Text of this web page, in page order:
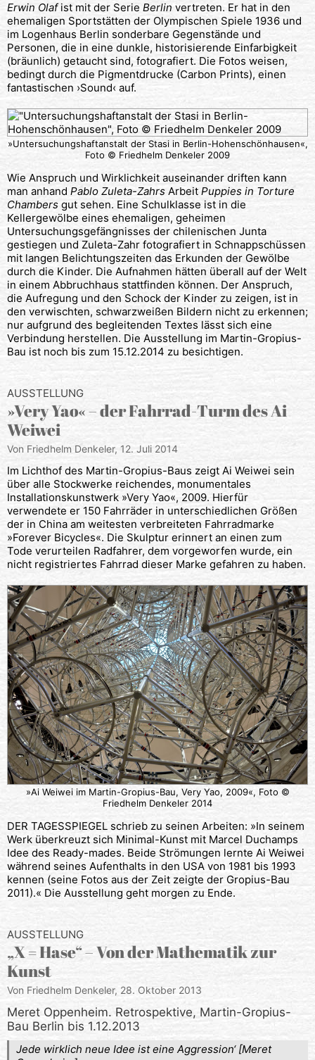
Erwin Olafist mit der Serie Berlin vertreten. Er hat in den
ehemaligen Sportstätten der Olympischen Spiele 1936 und
im Logenhaus Berlin sonderbare Gegenstände und
Personen, die in eine dunkle, historisierende Einfarbigkeit
(bräunlich) getaucht sind, fotografiert. Die Fotos weisen,
bedingt durch die Pigmentdrucke (Carbon Prints), einen
fantastischen ›Sound‹ auf.
»Untersuchungshaftanstalt der Stasi in Berlin-Hohenschönhausen«,
Foto © Friedhelm Denkeler 2009
Wie Anspruch und Wirklichkeit auseinander driften kann
man anhand Pablo Zuleta-Zahrs Arbeit Puppies in Torture
Chambers gut sehen. Eine Schulklasse ist in die
Kellergewölbe eines ehemaligen, geheimen
Untersuchungsgefängnisses der chilenischen Junta
gestiegen und Zuleta-Zahr fotografiert in Schnappschüssen
mit langen Belichtungszeiten das Erkunden der Gewölbe
durch die Kinder. Die Aufnahmen hätten überall auf der Welt
in einem Abbruchhaus stattfinden können. Der Anspruch,
die Aufregung und den Schock der Kinder zu zeigen, ist in
den verwischten, schwarzweißen Bildern nicht zu erkennen;
nur aufgrund des begleitenden Textes lässt sich eine
Verbindung herstellen. Die Ausstellung im Martin-Gropius-
Bau ist noch bis zum 15.12.2014 zu besichtigen.
AUSSTELLUNG
»Very Yao« – der Fahrrad-Turm des Ai
Weiwei
Von Friedhelm Denkeler, 12. Juli 2014
Im Lichthof des Martin-Gropius-Baus zeigt Ai Weiwei sein
über alle Stockwerke reichendes, monumentales
Installationskunstwerk »Very Yao«, 2009. Hierfür
verwendete er 150 Fahrräder in unterschiedlichen Größen
der in China am weitesten verbreiteten Fahrradmarke
»Forever Bicycles«. Die Skulptur erinnert an einen zum
Tode verurteilen Radfahrer, dem vorgeworfen wurde, ein
nicht registriertes Fahrrad dieser Marke gefahren zu haben.
»Ai Weiwei im Martin-Gropius-Bau, Very Yao, 2009«, Foto ©
Friedhelm Denkeler 2014
DER TAGESSPIEGEL schrieb zu seinen Arbeiten: »In seinem
Werk überkreuzt sich Minimal-Kunst mit Marcel Duchamps
Idee des Ready-mades. Beide Strömungen lernte Ai Weiwei
während seines Aufenthalts in den USA von 1981 bis 1993
kennen (seine Fotos aus der Zeit zeigte der Gropius-Bau
2011).« Die Ausstellung geht morgen zu Ende.
AUSSTELLUNG
„X = Hase“ – Von der Mathematik zur
Kunst
Von Friedhelm Denkeler, 28. Oktober 2013
Meret Oppenheim. Retrospektive, Martin-Gropius-
Bau Berlin bis 1.12.2013
Jede wirklich neue Idee ist eine Aggression‘ [Meret